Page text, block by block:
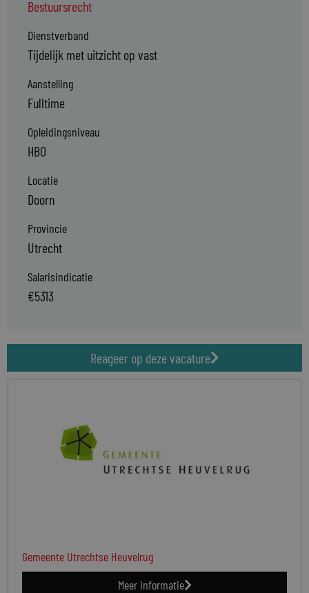
Bestuursrecht
Dienstverband
Tijdelijk met uitzicht op vast
Aanstelling
Fulltime
Opleidingsniveau
HBO
Locatie
Doorn
Provincie
Utrecht
Salarisindicatie
€5313
Reageer op deze vacature
Gemeente Utrechtse Heuvelrug
Meer informatie